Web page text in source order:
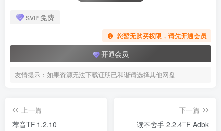
SVIP免费
您暂无购买权限，请先开通会员
开通会员
友情提示：如果资源无法下载证明已和谐请选择其他网盘
上一篇
荐音TF 1.2.10
下一篇
读不舍手 2.2.4TF Adbk